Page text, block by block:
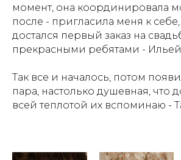
момент, она координировала
после - пригласила меня к
достался первый заказ на
прекрасными ребятами -
Так все и началось, потом
пара, настолько душевная, что
всей теплотой их вспоминаю -